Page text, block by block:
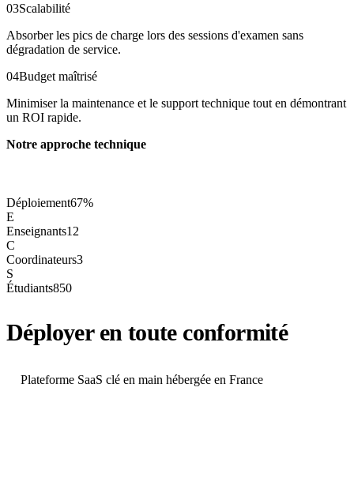
03Scalabilité
Absorber les pics de charge lors des sessions d'examen sans
dégradation de service.
04Budget maîtrisé
Minimiser la maintenance et le support technique tout en démontrant
un ROI rapide.
Notre approche technique
Déploiement67%
E
Enseignants12
C
Coordinateurs3
S
Étudiants850
Déployer en toute conformité
Plateforme SaaS clé en main hébergée en France